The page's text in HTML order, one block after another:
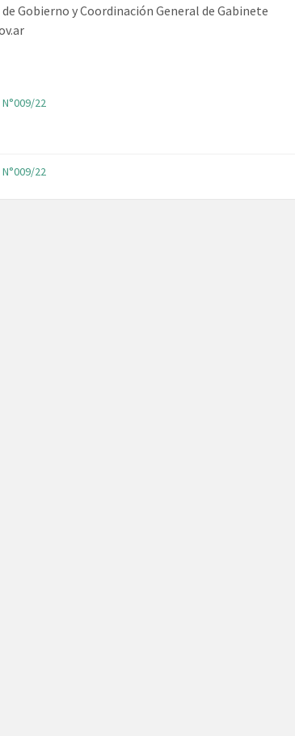
Gobierno y Coordinación General de Gabinete
22
22